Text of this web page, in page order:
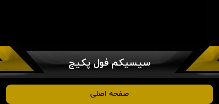
سیسیکم فول پکیج
صفحه اصلی